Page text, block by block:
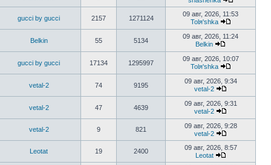
сообщению
Перейти
к
сообщению
gucci by gucci 2157 1271124
09 авг, 2026, 11:53
Tolя'shka
Перейти
к
Belkin 55 5134
09 авг, 2026, 11:24
Belkin
Перейти
к
последнему
gucci by gucci 17134 1295997
09 авг, 2026, 10:07
Tolя'shka
Перейти
к
vetal-2 74 9195
09 авг, 2026, 9:34
vetal-2
Перейти
к
vetal-2 47 4639
09 авг, 2026, 9:31
vetal-2
Перейти
к
сообщению
vetal-2 9 821
09 авг, 2026, 9:28
vetal-2
Перейти
к
сообщению
Leotat 19 2400
09 авг, 2026, 8:57
Leotat
Перейти